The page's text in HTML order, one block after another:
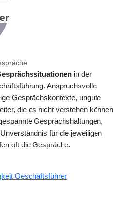
in der
Anspruchsvolle
Gesprächskontexte, ungute
die es nicht verstehen können
Gesprächshaltungen,
für die jeweiligen
oft die Gespräche.
Geschäftsführer